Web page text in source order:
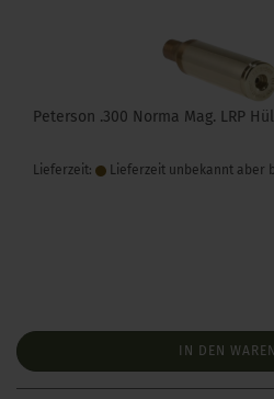
Peterson .300 Norma Mag. LRP
Lieferzeit: Lieferzeit unbekannt aber
IN DEN